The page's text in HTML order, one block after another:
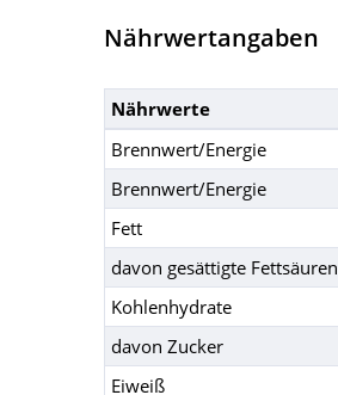
Nährwertangaben
Nährwerte
Brennwert/Energie
Brennwert/Energie
Fett
davon gesättigte Fettsäuren
Kohlenhydrate
davon Zucker
Eiweiß